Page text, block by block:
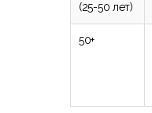
(25-50 лет)
50+